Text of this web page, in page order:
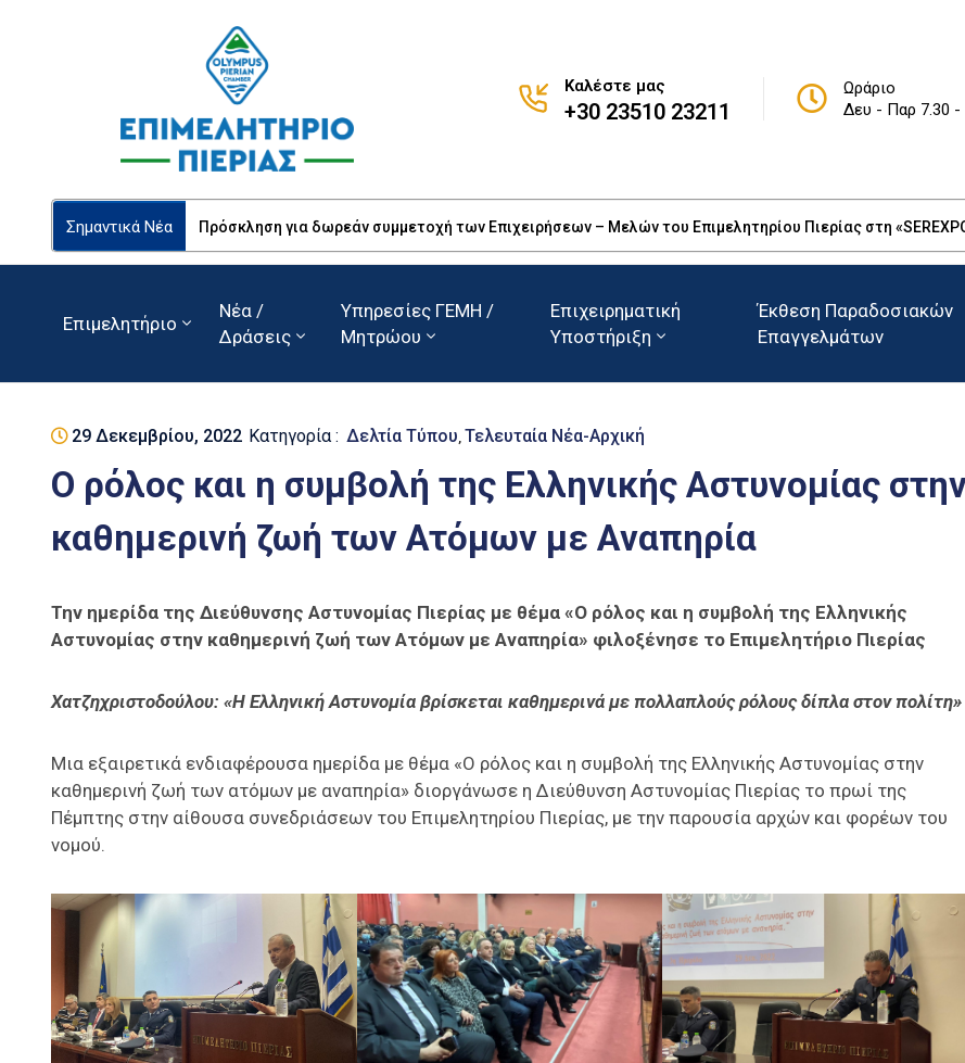
Καλέστε μας
+30 23510 23211
Ωράριο
Δευ - Παρ 7.30 -
Σημαντικά Νέα Πρόσκληση για δωρεάν συμμετοχή των Επιχειρήσεων – Μελών του Επιμελητηρίου Πιερίας στη
Επιμελητήριο
Νέα /
Δράσεις
Υπηρεσίες ΓΕΜΗ /
Μητρώου
Επιχειρηματική
Υποστήριξη
Έκθεση Παραδοσιακών
Επαγγελμάτων
29 Δεκεμβρίου, 2022 Κατηγορία : Δελτία Τύπου‚ Τελευταία Νέα-Αρχική
Ο ρόλος και η συμβολή της Ελληνικής Αστυνομίας
καθημερινή ζωή των Ατόμων με Αναπηρία
Την ημερίδα της Διεύθυνσης Αστυνομίας Πιερίας με θέμα «Ο ρόλος και η συμβολή της Ελληνικής
Αστυνομίας στην καθημερινή ζωή των Ατόμων με Αναπηρία» φιλοξένησε το Επιμελητήριο Πιερίας
Χατζηχριστοδούλου: «Η Ελληνική Αστυνομία βρίσκεται καθημερινά με πολλαπλούς ρόλους δίπλα στον πολίτη»
Μια εξαιρετικά ενδιαφέρουσα ημερίδα με θέμα «Ο ρόλος και η συμβολή της Ελληνικής Αστυνομίας στην
καθημερινή ζωή των ατόμων με αναπηρία» διοργάνωσε η Διεύθυνση Αστυνομίας Πιερίας το πρωί της
Πέμπτης στην αίθουσα συνεδριάσεων του Επιμελητηρίου Πιερίας, με την παρουσία αρχών και φορέων του
νομού.